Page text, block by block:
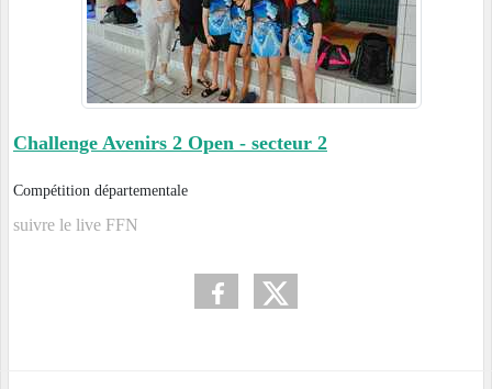
Challenge Avenirs 2 Open - secteur 2
Compétition départementale
suivre le live FFN